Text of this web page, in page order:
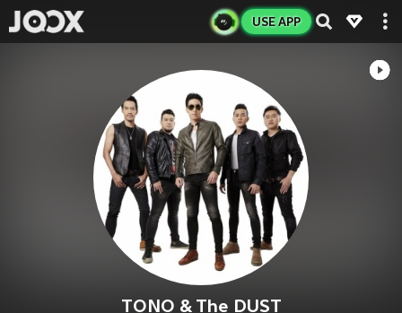
USE APP
TONO & The DUST